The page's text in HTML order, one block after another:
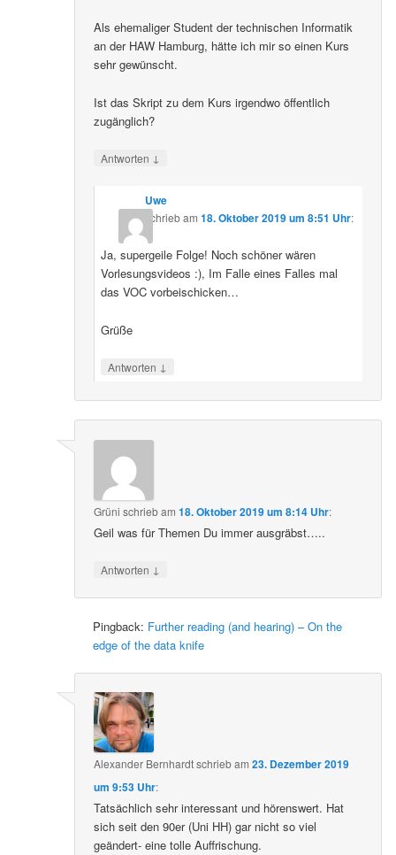
Als ehemaliger Student der technischen Informatik
an der HAW Hamburg, hätte ich mir so einen Kurs
sehr gewünscht.
Ist das Skript zu dem Kurs irgendwo öffentlich
zugänglich?
Antworten ↓
Uwe
schriebam 18. Oktober 2019 um 8:51 Uhr:
Ja, supergeile Folge! Noch schöner wären
Vorlesungsvideos :), Im Falle eines Falles mal
das VOC vorbeischicken…
Grüße
Antworten ↓
Grüni schriebam18. Oktober 2019 um 8:14 Uhr:
Geil was für Themen Du immer ausgräbst…..
Antworten ↓
Pingback: Further reading (and hearing) – On the
edge of the data knife
Alexander Bernhardtschriebam23. Dezember 2019
um 9:53 Uhr:
Tatsächlich sehr interessant und hörenswert. Hat
sich seit den 90er (Uni HH) gar nicht so viel
geändert- eine tolle Auffrischung.